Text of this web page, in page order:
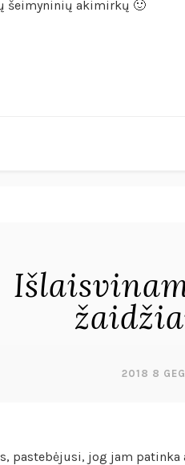
šeimyninių akimirkų 🙂
2018 8
pastebėjusi, jog jam